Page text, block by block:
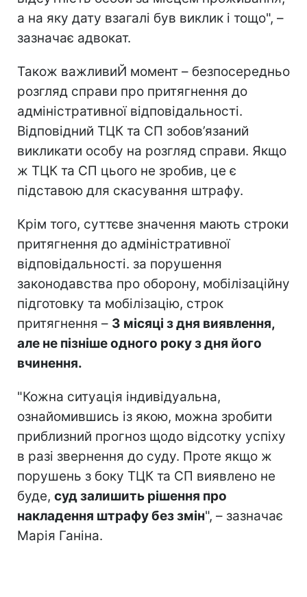
а на яку дату взагалі був виклик і тощо", –
зазначає адвокат.
Також важливиЙ момент – безпосередньо
розгляд справи про притягнення до
адміністративної відповідальності.
Відповідний ТЦК та СП зобов’язаний
викликати особу на розгляд справи. Якщо
ж ТЦК та СП цього не зробив, це є
підставою для скасування штрафу.
Крім того, суттєве значення мають строки
притягнення до адміністративної
відповідальності. за порушення
законодавства про оборону, мобілізаційну
підготовку та мобілізацію, строк
притягнення – 3 місяці з дня виявлення,
але не пізніше одного року з дня його
вчинення.
"Кожна ситуація індивідуальна,
ознайомившись із якою, можна зробити
приблизний прогноз щодо відсотку успіху
в разі звернення до суду. Проте якщо ж
порушень з боку ТЦК та СП виявлено не
буде, суд залишить рішення про
накладення штрафу без змін", – зазначає
Марія Ганіна.